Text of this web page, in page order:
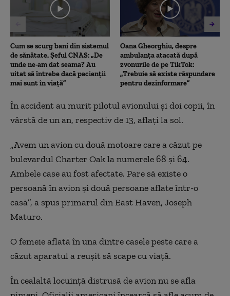
Cum se scurg bani din sistemul
de sănătate. Șeful CNAS: „De
unde ne-am dat seama? Au
uitat să întrebe dacă pacienții
mai sunt în viață”
Oana Gheorghiu, despre
ambulanța atacată după
zvonurile de pe TikTok:
„Trebuie să existe răspundere
pentru dezinformare”
În accident au murit pilotul avionului şi doi copii, în
vârstă de un an, respectiv de 13, aflaţi la sol.
„Avem un avion cu două motoare care a căzut pe
bulevardul Charter Oak la numerele 68 şi 64.
Ambele case au fost afectate. Pare să existe o
persoană în avion şi două persoane aflate într-o
casă”, a spus primarul din East Haven, Joseph
Maturo.
O femeie aflată în una dintre casele peste care a
căzut aparatul a reuşit să scape cu viaţă.
În cealaltă locuinţă distrusă de avion nu se afla